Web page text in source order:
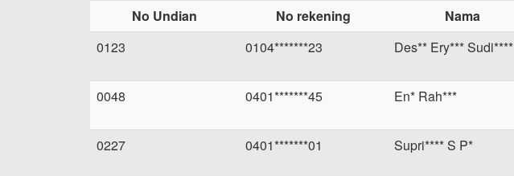
No Undian No rekening Nama
0123
0104*******23 Des** Ery*** Sudi****
0048
0401*******45 En* Rah***
0227
0401*******01 Supri**** S P*